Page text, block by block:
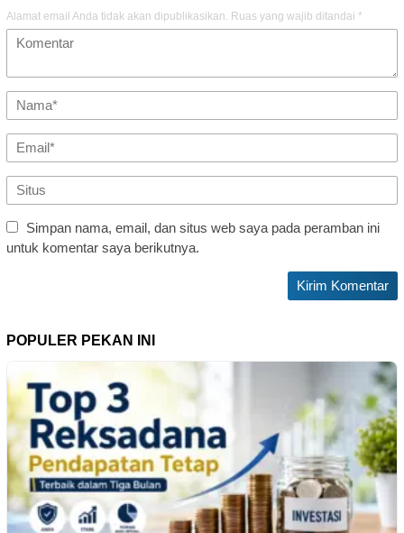
Alamat email Anda tidak akan dipublikasikan. Ruas yang wajib ditandai *
Simpan nama, email, dan situs web saya pada peramban ini
untuk komentar saya berikutnya.
POPULER PEKAN INI